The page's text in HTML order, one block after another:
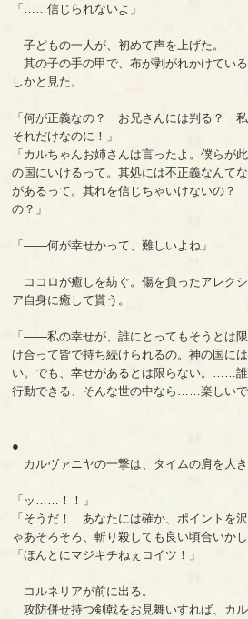
「……信じられないよ」
子どもの一人が、初めて声を上げた。
其の子の手の甲で、布が剥がれかけてい
しかと見た。
「何が正義なの？ お兄さんには判る？ 私
それだけなのに！」
「カルちゃんお姉さんは言ったよ。僕らが
の国にいけるって。其処には不正義なんて
があるって。其れを信じちゃいけないの？
の？」
「――何が幸せかって、難しいよね」
ココロが癒しを紡ぐ。傷を負ったアレク
ア自身に癒して貰う。
「――私の幸せが、誰にとってもそうとは
け合って皆で持ち続けられるの。神の国に
い。でも、幸せがあるとは限らない。……
行動できる、そんな世の中なら……楽しいで
●
カルヴァニヤの一撃は、タイムの肩を大き
「ッ……！！」
「そうだ！ あなたには確か、ポイントを
ゃあそろそろ、斬り殺しても良い頃合いかし
「ほんとにマジキチねぇコイツ！」
コルネリアが前に出る。
攻防併せ持つ剣戟をお見舞いすれば、カ